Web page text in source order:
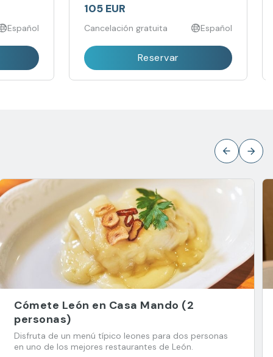
Español
105 EUR
Cancelación gratuita Español
Reservar
Cómete León en Casa Mando (2
personas)
Disfruta de un menú típico leones para dos personas
en uno de los mejores restaurantes de León.